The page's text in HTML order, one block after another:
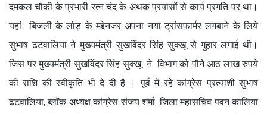
दमकल चौकी के प्रभारी रत्न चंद के अथक प्रयासों से कार्य प्रगति पर था।
यहां बिजली के लोड़ के मद्देनजर अपना नया ट्रांसफार्मर लगबाने के लिये
सुभाष ढटवालिया ने मुख्यमंत्री सुखविंदर सिंह सुक्खू से गुहार लगाई थी।
जिस पर मुख्यमंत्री सुखविंदर सिंह सुक्खू ने विभाग को पौने आठ लाख रुपये
की राशि की स्वीकृति भी दे दी है । पूर्व में रहे कांग्रेस प्रत्याशी सुभाष
ढटवालिया, ब्लॉक अध्यक्ष कांग्रेस संजय शर्मा, जिला महासचिव पवन कालिया